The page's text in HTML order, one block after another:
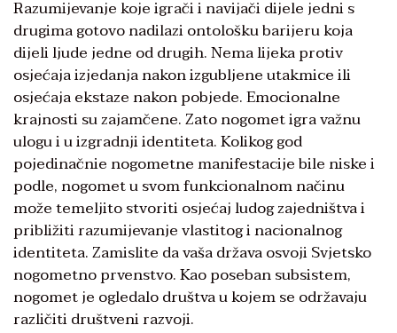
Razumijevanje koje igrači i navijači dijele jedni s
drugima gotovo nadilazi ontološku barijeru koja
dijeli ljude jedne od drugih. Nema lijeka protiv
osjećaja izjedanja nakon izgubljene utakmice ili
osjećaja ekstaze nakon pobjede. Emocionalne
krajnosti su zajamčene. Zato nogomet igra važnu
ulogu i u izgradnji identiteta. Kolikog god
pojedinačnie nogometne manifestacije bile niske i
podle, nogomet u svom funkcionalnom načinu
može temeljito stvoriti osjećaj ludog zajedništva i
približiti razumijevanje vlastitog i nacionalnog
identiteta. Zamislite da vaša država osvoji Svjetsko
nogometno prvenstvo. Kao poseban subsistem,
nogomet je ogledalo društva u kojem se održavaju
različiti društveni razvoji.